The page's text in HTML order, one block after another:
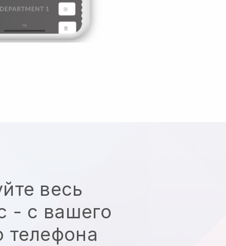
весь
- с вашего
телефона